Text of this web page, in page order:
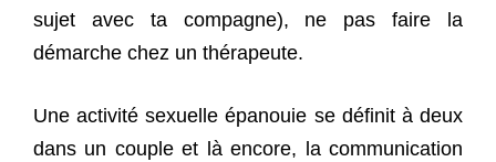
sujet avec ta compagne), ne pas faire la
démarche chez un thérapeute.
Une activité sexuelle épanouie se définit à deux
dans un couple et là encore, la communication